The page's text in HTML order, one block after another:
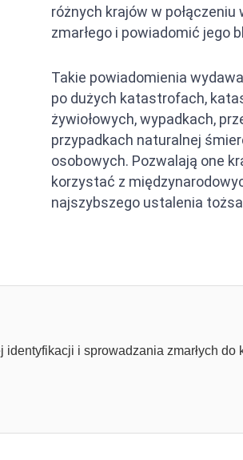
różnych krajów w
zmarłego i powiadomić jego
Takie powiadomienia
po dużych katastrofach,
żywiołowych, wypadkach,
przypadkach naturalnej
osobowych. Pozwalają one
korzystać z
najszybszego ustalenia
i sprowadzania zmarłych do